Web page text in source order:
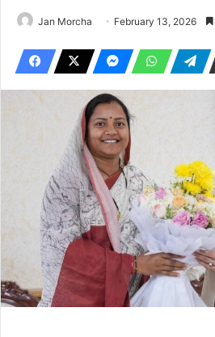
Jan Morcha February 13, 2026